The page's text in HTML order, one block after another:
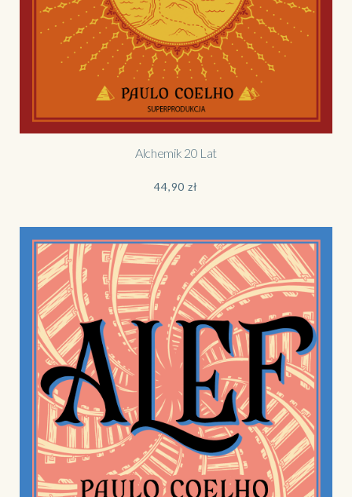
Alchemik 20 Lat
44,90zł